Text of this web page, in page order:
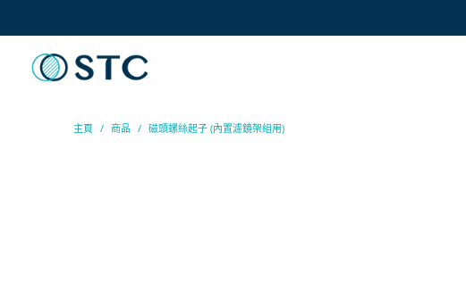
主頁 / 商品 / 磁頭螺絲起子 (內置濾鏡架組用)